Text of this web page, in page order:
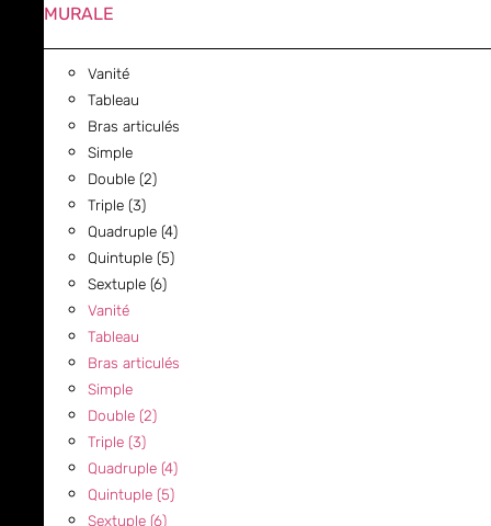
MURALE
Vanité
Tableau
Bras articulés
Simple
Double (2)
Triple (3)
Quadruple (4)
Quintuple (5)
Sextuple (6)
Vanité
Tableau
Bras articulés
Simple
Double (2)
Triple (3)
Quadruple (4)
Quintuple (5)
Sextuple (6)